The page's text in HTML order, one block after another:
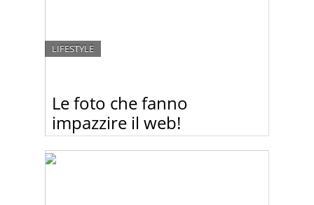
Le foto che fanno
impazzire il web!
LIFESTYLE
russo Murad Osmann, che sono diventate un vero
successo su Instagram. Murad ha fotografato la